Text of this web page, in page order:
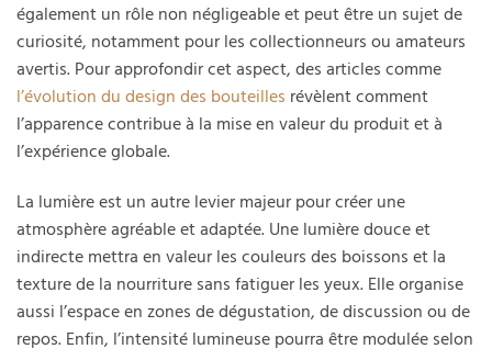
également un rôle non négligeable et peut être un sujet de
curiosité, notamment pour les collectionneurs ou amateurs
avertis. Pour approfondir cet aspect, des articles comme
l’évolution du design des bouteilles révèlent comment
l’apparence contribue à la mise en valeur du produit et à
l’expérience globale.
La lumière est un autre levier majeur pour créer une
atmosphère agréable et adaptée. Une lumière douce et
indirecte mettra en valeur les couleurs des boissons et la
texture de la nourriture sans fatiguer les yeux. Elle organise
aussi l’espace en zones de dégustation, de discussion ou de
repos. Enfin, l’intensité lumineuse pourra être modulée selon